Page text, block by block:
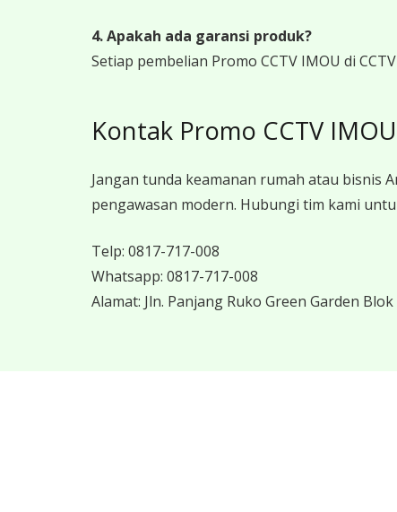
4. Apakah ada garansi produk?
Setiap pembelian Promo CCTV IMOU di
Kontak Promo CCTV
Jangan tunda keamanan rumah atau bisnis
pengawasan modern. Hubungi tim kami
Telp: 0817-717-008
Whatsapp: 0817-717-008
Alamat: Jln. Panjang Ruko Green Garden